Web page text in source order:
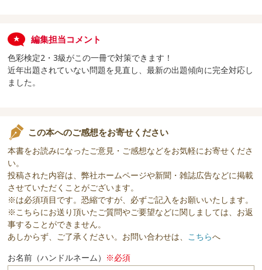
編集担当コメント
色彩検定2・3級がこの一冊で対策できます！
近年出題されていない問題を見直し、最新の出題傾向に完全対応し
ました。
この本へのご感想をお寄せください
本書をお読みになったご意見・ご感想などをお気軽にお寄せくださ
い。
投稿された内容は、弊社ホームページや新聞・雑誌広告などに掲載
させていただくことがございます。
※は必須項目です。恐縮ですが、必ずご記入をお願いいたします。
※こちらにお送り頂いたご質問やご要望などに関しましては、お返
事することができません。
あしからず、ご了承ください。お問い合わせは、 こちらへ
お名前（ハンドルネーム） ※必須